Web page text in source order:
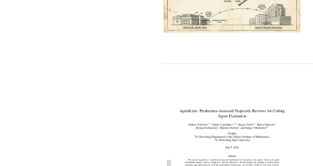
：100年前是电机，今天是AI，企业价
三一集团：数字化